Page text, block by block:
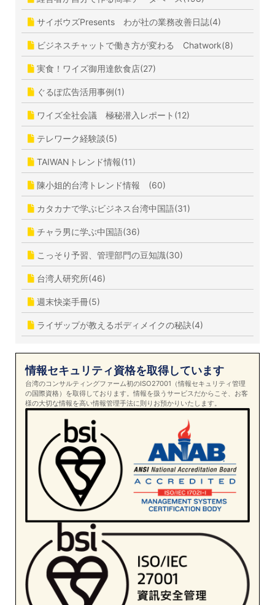
サイボウズPresents わが社の業務改善日誌(4)
ビジネスチャットで働き方が変わる Chatwork(8)
実食！ワイズ御用達飲食店(27)
ぐるぽ広告活用事例(1)
ワイズ全社会議 極秘潜入レポート(12)
テレワーク経験談(5)
TAIWANトレンド情報(11)
陳小姐的台湾トレンド情報 (60)
カタカナで学ぶビジネス台湾中国語(31)
チャラ男に学ぶ中国語(36)
こっそり予習、管理部門の豆知識(30)
台湾人研究所(46)
週末快楽手冊(5)
ライザップが教えるボディメイクの秘訣(4)
情報セキュリティ資格を取得しています
台湾のコンサルティングファーム初のISO27001（情報セキュリティ管理
の国際資格）を取得しております。情報を扱うサービスだからこそ、お客
様の大切な情報を高い情報管理手法に則りお預かりいたします。